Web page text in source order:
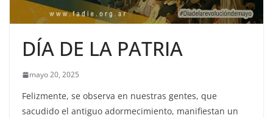
DÍA DE LA PATRIA
mayo 20, 2025
Felizmente, se observa en nuestras gentes, que
sacudido el antiguo adormecimiento, manifiestan un